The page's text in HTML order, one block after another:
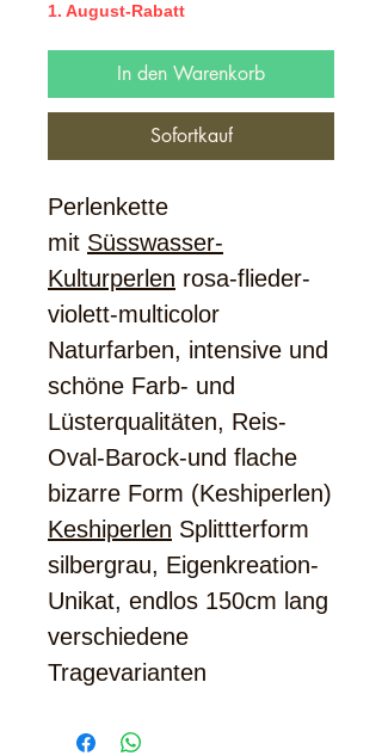
1. August-Rabatt
In den Warenkorb
Sofortkauf
Perlenkette
mit Süsswasser-
Kulturperlen rosa-flieder-
violett-multicolor
Naturfarben, intensive und
schöne Farb- und
Lüsterqualitäten, Reis-
Oval-Barock-und flache
bizarre Form (Keshiperlen)
Keshiperlen Splittterform
silbergrau, Eigenkreation-
Unikat, endlos 150cm lang
verschiedene
Tragevarianten